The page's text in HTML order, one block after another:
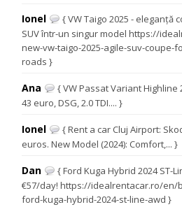
Ionel
{ VW Taigo 2025 - eleganță
SUV într-un singur model https://
new-vw-taigo-2025-agile-suv-coupe-
roads }
Ana
{ VW Passat Variant Highline
43 euro, DSG, 2.0 TDI.... }
Ionel
{ Rent a car Cluj Airport:
euros. New Model (2024): Comfort,... }
Dan
{ Ford Kuga Hybrid 2024 ST-
€57/day! https://idealrentacar.ro/
ford-kuga-hybrid-2024-st-line-awd }